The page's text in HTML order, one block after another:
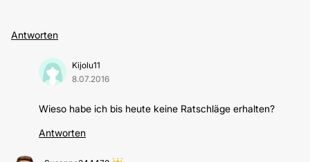
Antworten
Kijolu11
8.07.2016
Wieso habe ich bis heute keine Ratschläge erhalten?
Antworten